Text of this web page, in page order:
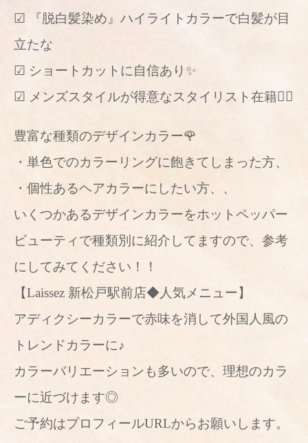
☑︎ 『脱白髪染め』ハイライトカラーで白髪が目
立たな
☑︎ ショートカットに自信あり✨
☑︎ メンズスタイルが得意なスタイリスト在籍🙆‍♂️
豊富な種類のデザインカラー🌹
・単色でのカラーリングに飽きてしまった方、
・個性あるヘアカラーにしたい方、、
いくつかあるデザインカラーをホットペッパー
ビューティで種類別に紹介してますので、参考
にしてみてください！！
【Laissez 新松戸駅前店◆人気メニュー】
アディクシーカラーで赤味を消して外国人風の
トレンドカラーに♪
カラーバリエーションも多いので、理想のカラ
ーに近づけます◎
ご予約はプロフィールURLからお願いします。